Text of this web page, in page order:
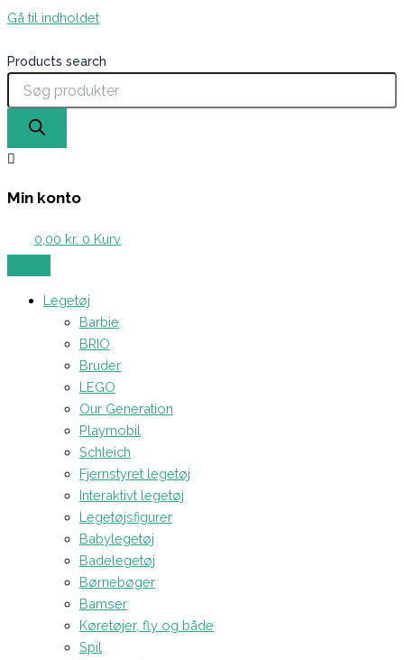
Gå til indholdet
Products search
Min konto
0,00 kr. 0 Kurv
Legetøj
Barbie
BRIO
Bruder
LEGO
Our Generation
Playmobil
Schleich
Fjernstyret legetøj
Interaktivt legetøj
Legetøjsfigurer
Babylegetøj
Badelegetøj
Børnebøger
Bamser
Køretøjer, fly og både
Spil